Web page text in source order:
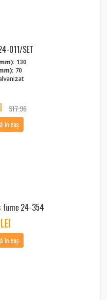
011/SET
130
70
$17.96
în coș
fume 24-354
în coș